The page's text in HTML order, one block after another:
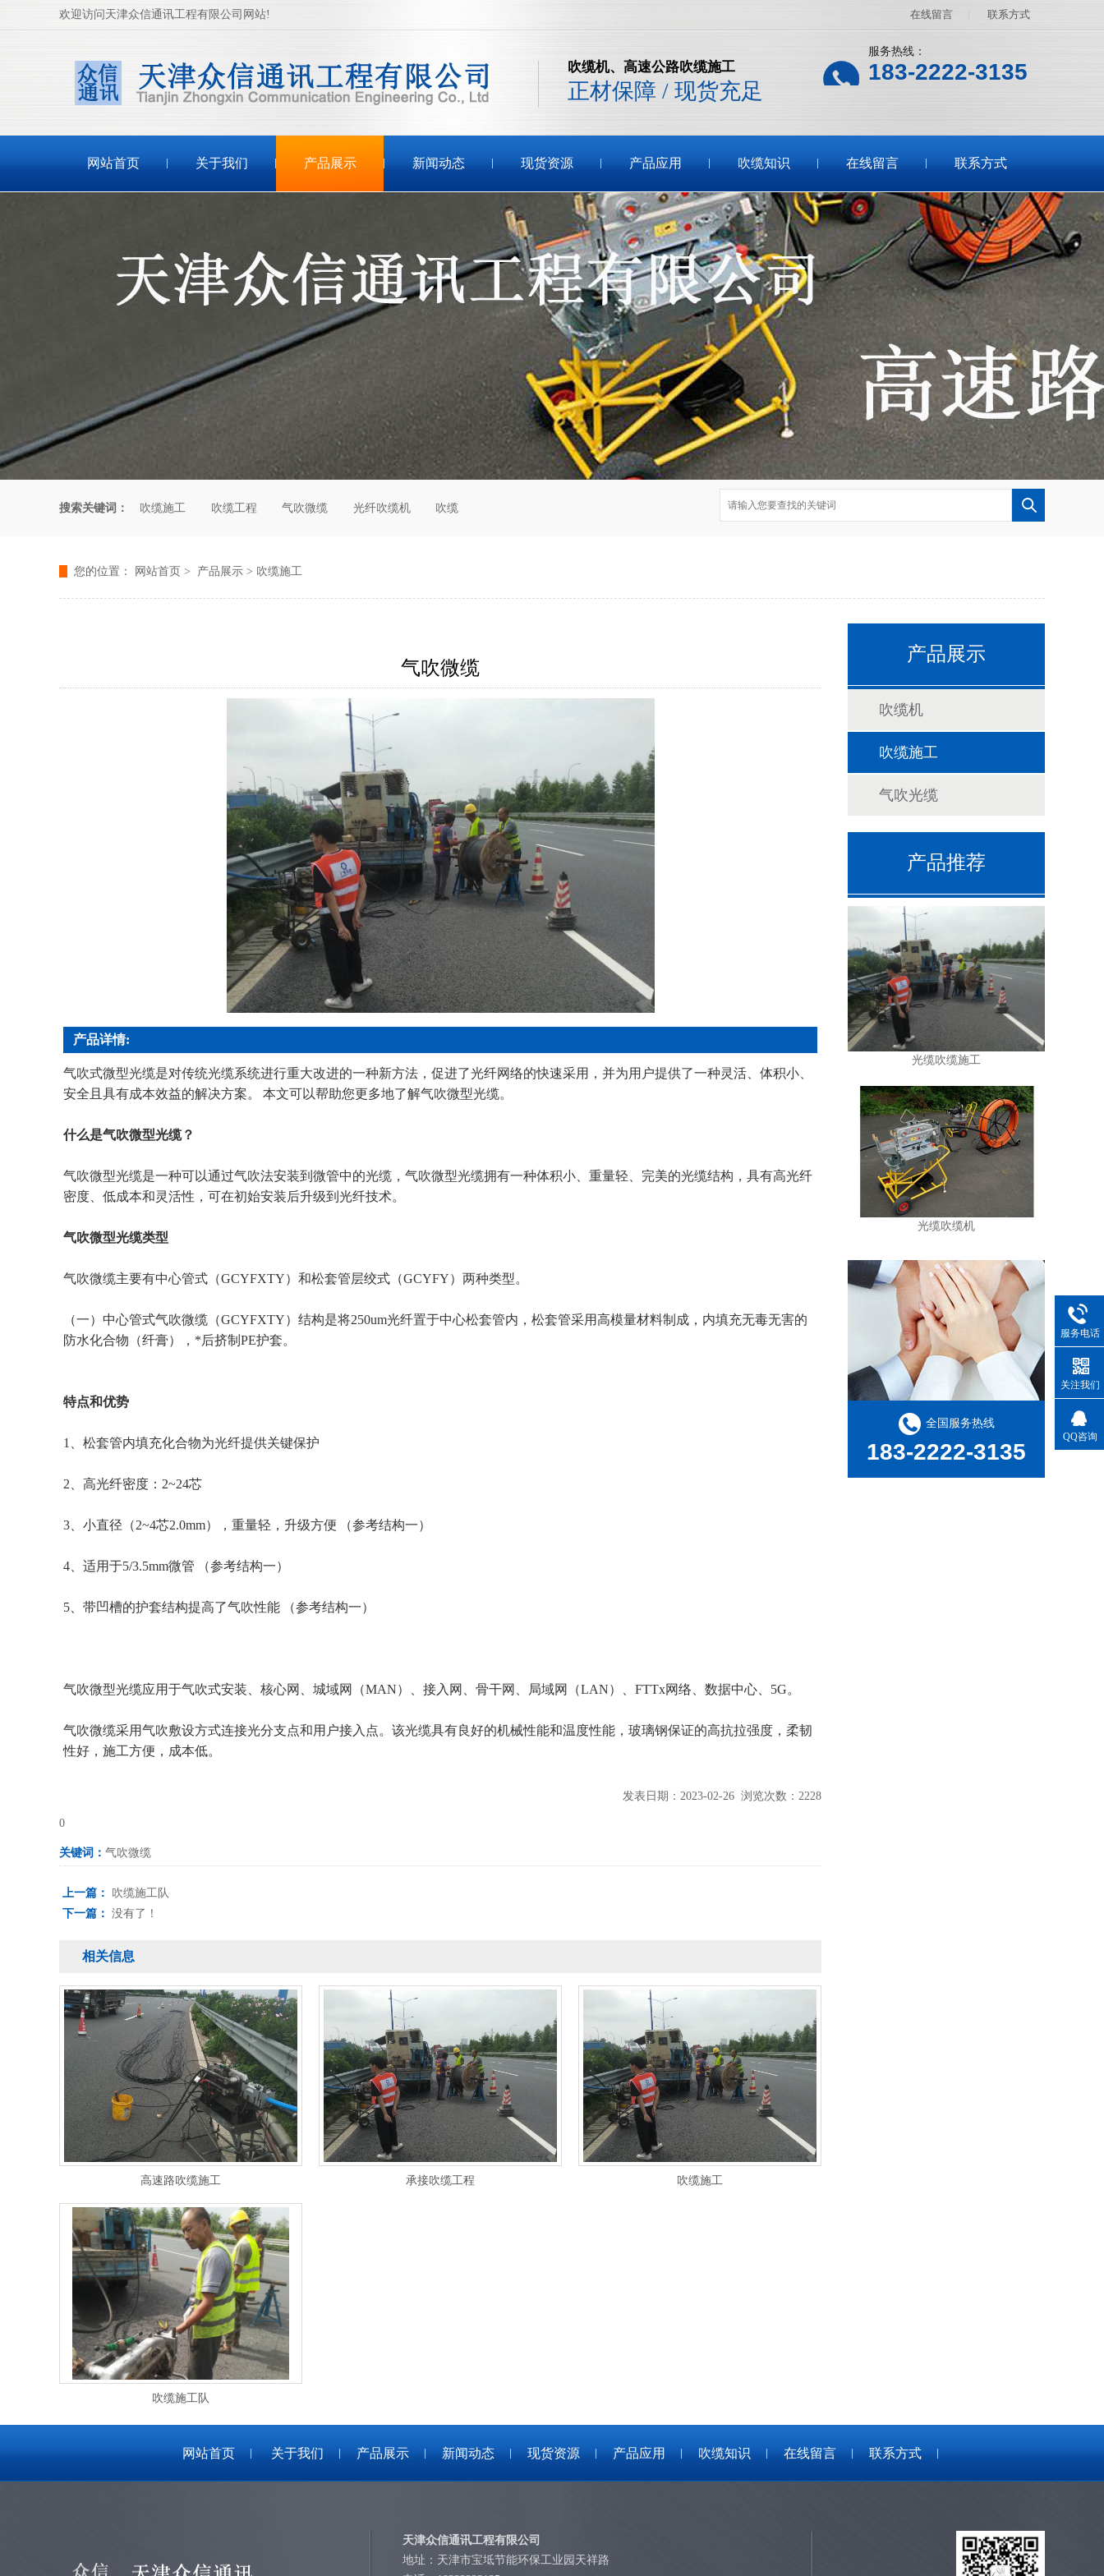
欢迎访问天津众信通讯工程有限公司网站! 在线留言 联系方式
吹缆机、高速公路吹缆施工
正材保障 / 现货充足
服务热线：
183-2222-3135
网站首页 关于我们 产品展示 新闻动态 现货资源 产品应用 吹缆知识 在线留言 联系方式
搜索关键词： 吹缆施工 吹缆工程 气吹微缆 光纤吹缆机 吹缆
您的位置： 网站首页 > 产品展示 > 吹缆施工
产品展示
吹缆机
吹缆施工
气吹光缆
产品推荐
光缆吹缆施工
光缆吹缆机
全国服务热线
183-2222-3135
气吹微缆
产品详情:
气吹式微型光缆是对传统光缆系统进行重大改进的一种新方法，促进了光纤网络的快速采用，并为用户提供了一种灵活、体积小、
安全且具有成本效益的解决方案。 本文可以帮助您更多地了解气吹微型光缆。
什么是气吹微型光缆？
气吹微型光缆是一种可以通过气吹法安装到微管中的光缆，气吹微型光缆拥有一种体积小、重量轻、完美的光缆结构，具有高光纤
密度、低成本和灵活性，可在初始安装后升级到光纤技术。
气吹微型光缆类型
气吹微缆主要有中心管式（GCYFXTY）和松套管层绞式（GCYFY）两种类型。
（一）中心管式气吹微缆（GCYFXTY）结构是将250um光纤置于中心松套管内，松套管采用高模量材料制成，内填充无毒无害的
防水化合物（纤膏），*后挤制PE护套。
特点和优势
1、松套管内填充化合物为光纤提供关键保护
2、高光纤密度：2~24芯
3、小直径（2~4芯2.0mm），重量轻，升级方便 （参考结构一）
4、适用于5/3.5mm微管 （参考结构一）
5、带凹槽的护套结构提高了气吹性能 （参考结构一）
气吹微型光缆应用于气吹式安装、核心网、城域网（MAN）、接入网、骨干网、局域网（LAN）、FTTx网络、数据中心、5G。
气吹微缆采用气吹敷设方式连接光分支点和用户接入点。该光缆具有良好的机械性能和温度性能，玻璃钢保证的高抗拉强度，柔韧
性好，施工方便，成本低。
发表日期：2023-02-26 浏览次数：2228
0
关键词： 气吹微缆
上一篇：
吹缆施工队
下一篇： 没有了！
相关信息
高速路吹缆施工 承接吹缆工程 吹缆施工
吹缆施工队
网站首页 关于我们 产品展示 新闻动态 现货资源 产品应用 吹缆知识 在线留言 联系方式
天津众信通讯工程有限公司
地址：天津市宝坻节能环保工业园天祥路
服务电话
关注我们
QQ咨询